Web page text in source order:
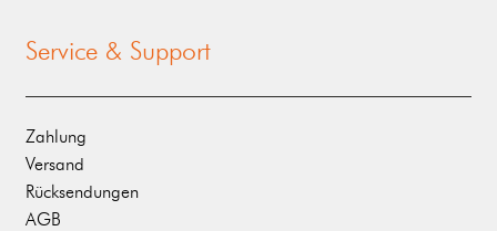
Service & Support
Zahlung
Versand
Rücksendungen
AGB